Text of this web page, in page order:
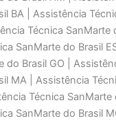
BA | Assistência
Técnica SanMarte
SanMarte do Brasil
do Brasil GO |
MA | Assistência
Técnica SanMarte
SanMarte do Brasil